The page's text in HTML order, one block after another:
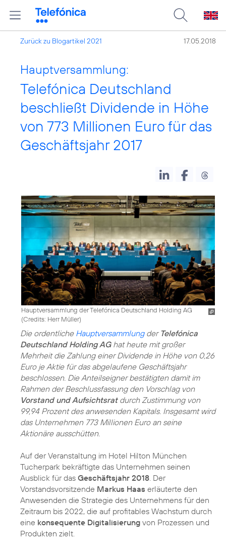
Zurück zu Blogartikel 2021 17.05.2018
Hauptversammlung:
Telefónica Deutschland
beschließt Dividende in Höhe
von 773 Millionen Euro für das
Geschäftsjahr 2017
Hauptversammlung der Telefónica Deutschland Holding AG
(Credits: Herr Müller)
Die ordentliche Hauptversammlungder Telefónica
Deutschland Holding AGhat heute mit großer
Mehrheit die Zahlung einer Dividende in Höhe von 0,26
Euro je Aktie für das abgelaufene Geschäftsjahr
beschlossen. Die Anteilseigner bestätigten damit im
Rahmen der Beschlussfassung den Vorschlag von
Vorstand und Aufsichtsratdurch Zustimmung von
99,94 Prozent des anwesenden Kapitals. Insgesamt wird
das Unternehmen 773 Millionen Euro an seine
Aktionäre ausschütten.
Auf der Veranstaltung im Hotel Hilton München
Tucherpark bekräftigte das Unternehmen seinen
Ausblick für das Geschäftsjahr 2018 . Der
Vorstandsvorsitzende Markus Haas erläuterte den
Anwesenden die Strategie des Unternehmens für den
Zeitraum bis 2022, die auf profitables Wachstum durch
eine konsequente Digitalisierung von Prozessen und
Produkten zielt.